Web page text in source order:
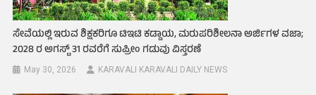
ಸೇವೆಯಲ್ಲಿ ಇರುವ ಶಿಕ್ಷಕರಿಗೂ ಟಿಇಟಿ ಕಡ್ಡಾಯ, ಮರುಪರಿಶೀಲನಾ ಅರ್ಜಿಗಳ ವಜಾ;
2028 ರ ಅಗಸ್ಟ್‌ 31 ರವರೆಗೆ ಸುಪ್ರೀಂ ಗಡುವು ವಿಸ್ತರಣೆ
May 30, 2026 KARAVALI KARAVALI DAILY NEWS